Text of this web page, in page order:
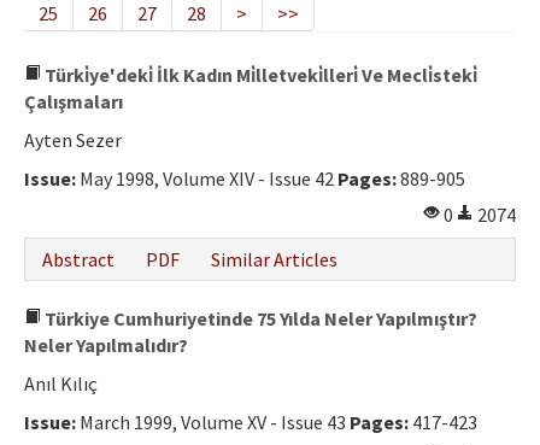
Boards of the Journal
Publication Principles
Ethical Principles
Author's Guide
Contact Us
25
26 27 28 > >>
Türki̇ye'deki̇ İlk Kadın Mi̇lletveki̇lleri̇ Ve Mecli̇steki̇
Çalışmaları
Ayten Sezer
Issue: May 1998, Volume XIV - Issue 42 Pages:889-905
0
2074
Abstract
PDF Similar Articles
Türkiye Cumhuriyetinde 75 Yılda Neler Yapılmıştır?
Neler Yapılmalıdır?
Anıl Kılıç
Issue: March 1999, Volume XV - Issue 43 Pages: 417-423